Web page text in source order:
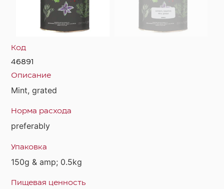
Код
46891
Описание
Mint, grated
Норма расхода
preferably
Упаковка
150g & amp; 0.5kg
Пищевая ценность